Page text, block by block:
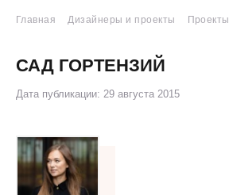
Главная Дизайнеры и проекты Проекты
САД ГОРТЕНЗИЙ
Дата публикации: 29 августа 2015